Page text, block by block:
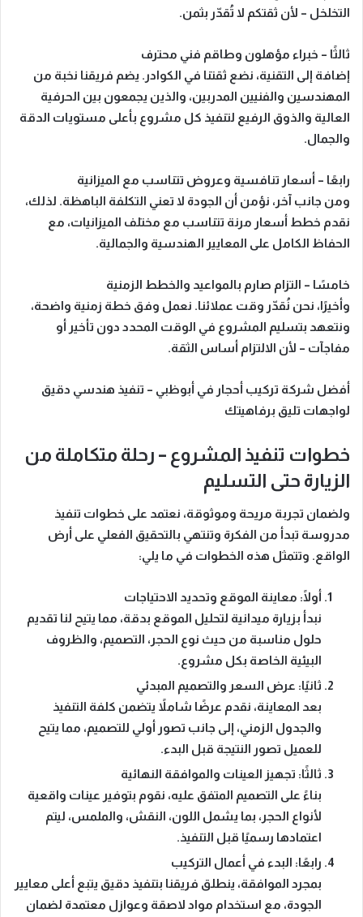
التخلخل – لأن ثقتكم لا تُقدّر بثمن.
ثالثًا – خبراء مؤهلون وطاقم فني محترف
إضافة إلى التقنية، نضع ثقتنا في الكوادر. يضم فريقنا نخبة من
المهندسين والفنيين المدربين، والذين يجمعون بين الحرفية
العالية والذوق الرفيع لتنفيذ كل مشروع بأعلى مستويات الدقة
والجمال.
رابعًا – أسعار تنافسية وعروض تتناسب مع الميزانية
ومن جانب آخر، نؤمن أن الجودة لا تعني التكلفة الباهظة. لذلك،
نقدم خطط أسعار مرنة تتناسب مع مختلف الميزانيات، مع
الحفاظ الكامل على المعايير الهندسية والجمالية.
خامسًا – التزام صارم بالمواعيد والخطط الزمنية
وأخيرًا، نحن نُقدّر وقت عملائنا. نعمل وفق خطة زمنية واضحة،
ونتعهد بتسليم المشروع في الوقت المحدد دون تأخير أو
مفاجآت – لأن الالتزام أساس الثقة.
أفضل شركة تركيب أحجار في أبوظبي – تنفيذ هندسي دقيق
لواجهات تليق برفاهيتك
خطوات تنفيذ المشروع – رحلة متكاملة من
الزيارة حتى التسليم
ولضمان تجربة مريحة وموثوقة، نعتمد على خطوات تنفيذ
مدروسة تبدأ من الفكرة وتنتهي بالتحقيق الفعلي على أرض
الواقع. وتتمثل هذه الخطوات في ما يلي:
أولًا: معاينة الموقع وتحديد الاحتياجات
نبدأ بزيارة ميدانية لتحليل الموقع بدقة، مما يتيح لنا تقديم
حلول مناسبة من حيث نوع الحجر، التصميم، والظروف
البيئية الخاصة بكل مشروع.
ثانيًا: عرض السعر والتصميم المبدئي
بعد المعاينة، نقدم عرضًا شاملاً يتضمن كلفة التنفيذ
والجدول الزمني، إلى جانب تصور أولي للتصميم، مما يتيح
للعميل تصور النتيجة قبل البدء.
ثالثًا: تجهيز العينات والموافقة النهائية
بناءً على التصميم المتفق عليه، نقوم بتوفير عينات واقعية
لأنواع الحجر، بما يشمل اللون، النقش، والملمس، ليتم
اعتمادها رسميًا قبل التنفيذ.
رابعًا: البدء في أعمال التركيب
بمجرد الموافقة، ينطلق فريقنا بتنفيذ دقيق يتبع أعلى معايير
الجودة، مع استخدام مواد لاصقة وعوازل معتمدة لضمان